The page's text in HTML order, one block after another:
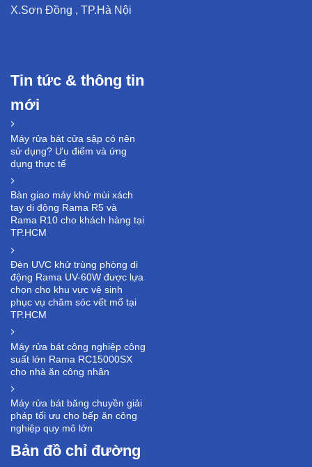
X.Sơn Đồng , TP.Hà Nội
Tin tức & thông tin
mới
Máy rửa bát cửa sập có nên
sử dụng? Ưu điểm và ứng
dụng thực tế
Bàn giao máy khử mùi xách
tay di động Rama R5 và
Rama R10 cho khách hàng tại
TP.HCM
Đèn UVC khử trùng phòng di
động Rama UV-60W được lựa
chọn cho khu vực vệ sinh
phục vụ chăm sóc vết mổ tại
TP.HCM
Máy rửa bát công nghiệp công
suất lớn Rama RC15000SX
cho nhà ăn công nhân
Máy rửa bát băng chuyền giải
pháp tối ưu cho bếp ăn công
nghiệp quy mô lớn
Bản đồ chỉ đường